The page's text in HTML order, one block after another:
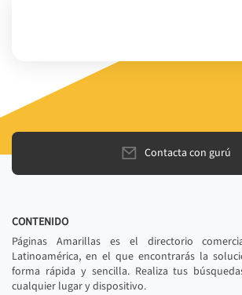
Contacta con gurú
CONTENIDO
Páginas Amarillas es el directorio
Latinoamérica, en el que encontrarás la
forma rápida y sencilla. Realiza tus
cualquier lugar y dispositivo.